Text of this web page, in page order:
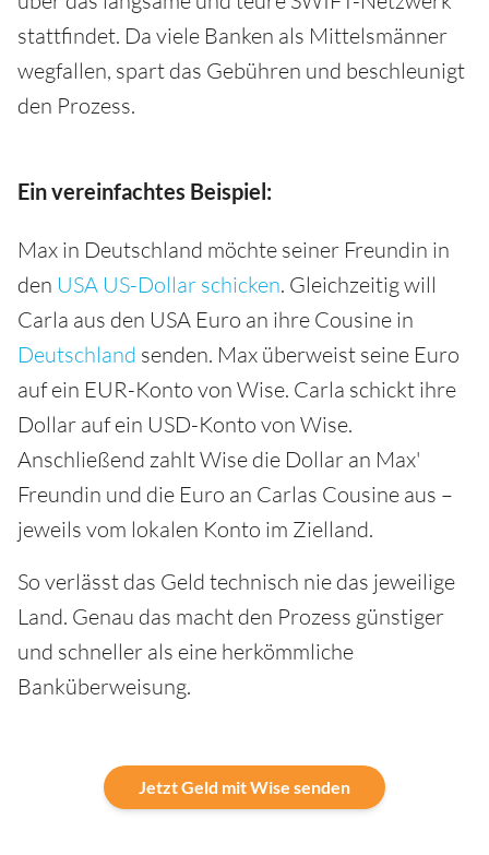
stattfindet. Da viele Banken als Mittelsmänner
wegfallen, spart das Gebühren und beschleunigt
den Prozess.
Ein vereinfachtes Beispiel:
Max in Deutschland möchte seiner Freundin in
den USA US-Dollar schicken. Gleichzeitig will
Carla aus den USA Euro an ihre Cousine in
Deutschland senden. Max überweist seine Euro
auf ein EUR-Konto von Wise. Carla schickt ihre
Dollar auf ein USD-Konto von Wise.
Anschließend zahlt Wise die Dollar an Max'
Freundin und die Euro an Carlas Cousine aus –
jeweils vom lokalen Konto im Zielland.
So verlässt das Geld technisch nie das jeweilige
Land. Genau das macht den Prozess günstiger
und schneller als eine herkömmliche
Banküberweisung.
Jetzt Geld mit Wise senden